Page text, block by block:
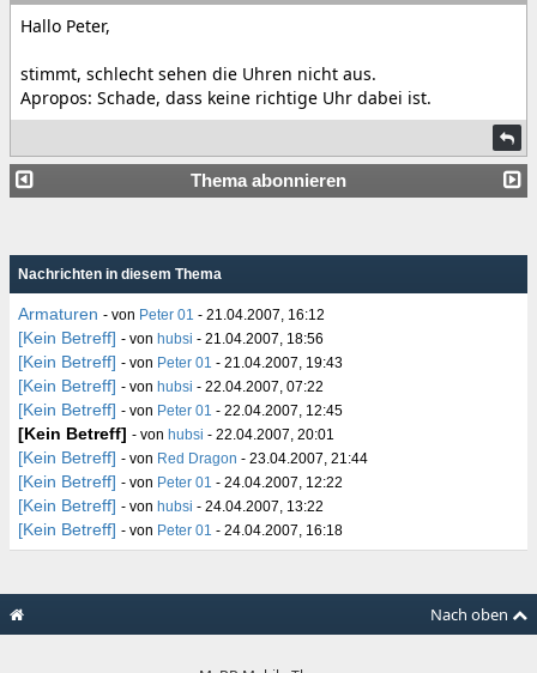
Hallo Peter,
stimmt, schlecht sehen die Uhren nicht aus.
Apropos: Schade, dass keine richtige Uhr dabei ist.
Thema abonnieren
Nachrichten in diesem Thema
Armaturen - von Peter 01 - 21.04.2007, 16:12
[Kein Betreff] - von hubsi - 21.04.2007, 18:56
[Kein Betreff] - von Peter 01 - 21.04.2007, 19:43
[Kein Betreff] - von hubsi - 22.04.2007, 07:22
[Kein Betreff] - von Peter 01 - 22.04.2007, 12:45
[Kein Betreff] - von hubsi - 22.04.2007, 20:01
[Kein Betreff] - von Red Dragon - 23.04.2007, 21:44
[Kein Betreff] - von Peter 01 - 24.04.2007, 12:22
[Kein Betreff] - von hubsi - 24.04.2007, 13:22
[Kein Betreff] - von Peter 01 - 24.04.2007, 16:18
Nach oben